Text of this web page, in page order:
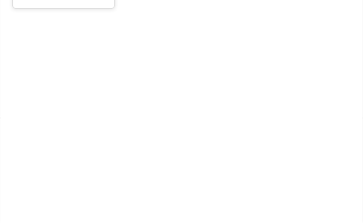
Relatie met andere omgevingsvisies